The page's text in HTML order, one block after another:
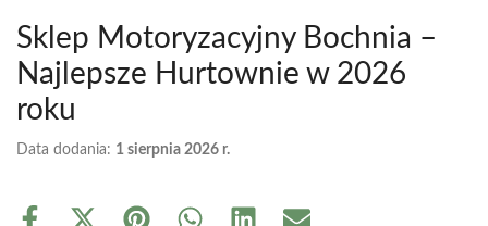
Sklep Motoryzacyjny Bochnia –
Najlepsze Hurtownie w 2026
roku
Data dodania: 1 sierpnia 2026 r.